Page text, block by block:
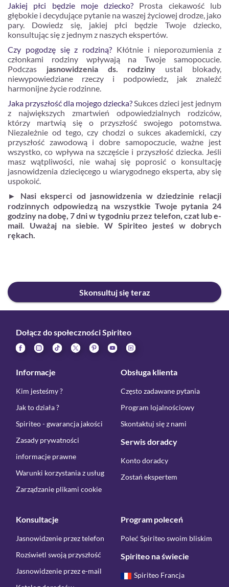
Jakiej płci będzie moje dziecko? Prosta ciekawość lub
głębokie i decydujące pytanie na waszej życiowej drodze, jako
pary. Dowiedz się, jakiej płci będzie Twoje dziecko,
konsultując się z jednym z naszych ekspertów.
Czy pogodzę się z rodziną? Kłótnie i nieporozumienia z
członkami rodziny wpływają na Twoje samopocucie.
Podczas jasnowidzenia ds. rodziny ustal blokady,
niewypowiedziane rzeczy i podpowiedz, jak znaleźć
harmonijne życie rodzinne.
Jaka przyszłość dla mojego dziecka?Sukces dzieci jest jednym
z największych zmartwień odpowiedzialnych rodziców,
którzy martwią się o przyszłość swojego potomstwa.
Niezależnie od tego, czy chodzi o sukces akademicki, czy
przyszłość zawodową i dobre samopoczucie, ważne jest
wszystko, co wpływa na szczęście i przyszłość dziecka. Jeśli
masz wątpliwości, nie wahaj się poprosić o konsultację
jasnowidzenia dziecięcego u wiarygodnego eksperta, aby się
uspokoić.
►
Nasi eksperci od jasnowidzenia w dziedzinie relacji
rodzinnych odpowiedzą na wszystkie Twoje pytania 24
godziny na dobę, 7 dni w tygodniu przez telefon, czat lub e-
mail. Uważaj na siebie. W Spiriteo jesteś w dobrych
rękach.
Skonsultuj się teraz
Dołącz do społeczności Spiriteo
Informacje
Kim jesteśmy ?
Jak to działa ?
Spiriteo - gwarancja jakości
Zasady prywatności
informacje prawne
Warunki korzystania z usług
Zarządzanie plikami cookie
Obsługa klienta
Często zadawane pytania
Program lojalnościowy
Skontaktuj się z nami
Serwis doradcy
Konto doradcy
Zostań ekspertem
Konsultacje
Jasnowidzenie przez telefon
Rozświetl swoją przyszłość
Jasnowidzenie przez e-mail
Program poleceń
Poleć Spiriteo swoim bliskim
Spiriteo na świecie
Spiriteo Francja